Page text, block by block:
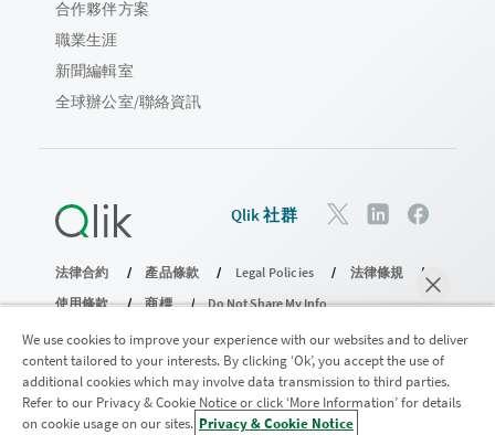
合作夥伴方案
職業生涯
新聞編輯室
全球辦公室/聯絡資訊
Qlik 社群
法律合約 產品條款 Legal Policies
法律條規
使用條款
商標
Do Not Share My Info
© 1993-2026 QlikTech International AB。保留所有權利。
加入分析現代化計畫
We use cookies to improve your experience with our websites and to deliver
content tailored to your interests. By clicking ‘Ok’, you accept the use of
additional cookies which may involve data transmission to third parties.
Refer to our Privacy & Cookie Notice or click ‘More Information’ for details
on cookie usage on our sites. Privacy & Cookie Notice